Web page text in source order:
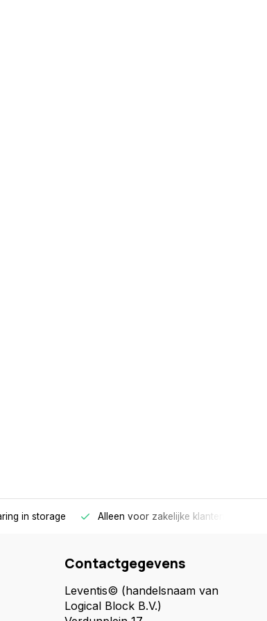
in storage Alleen voor zakelijke klanten
Contactgegevens
Leventis© (handelsnaam van
Logical Block B.V.)